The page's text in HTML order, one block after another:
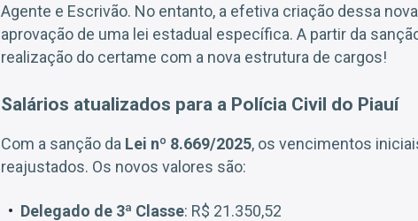
Agente e Escrivão. No entanto, a efetiva criação dessa
aprovação de uma lei estadual específica. A partir da
realização do certame com a nova estrutura de cargos!
Salários atualizados para a Polícia Civil do Piauí
Com a sanção da Lei nº 8.669/2025, os vencimentos
reajustados. Os novos valores são:
Delegado de 3ª Classe: R$ 21.350,52